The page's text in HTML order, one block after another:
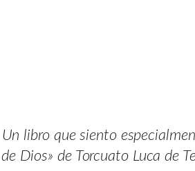
libro que siento
Dios» de Torcuato Luca de